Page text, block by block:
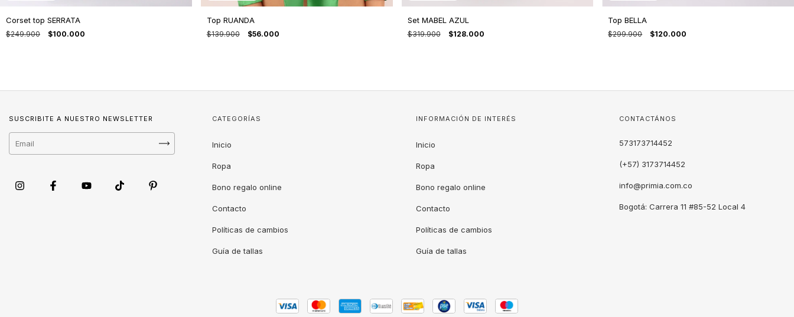
Corset top SERRATA
$249.900 $100.000
Top RUANDA
$139.900 $56.000
Set MABEL AZUL
$319.900 $128.000
Top BELLA
$299.900 $120.000
SUSCRIBITE A NUESTRO NEWSLETTER CATEGORÍAS
Inicio
Ropa
Bono regalo online
Contacto
Políticas de cambios
Guía de tallas
INFORMACIÓN DE INTERÉS
Inicio
Ropa
Bono regalo online
Contacto
Políticas de cambios
Guía de tallas
CONTACTÁNOS
573173714452
(+57) 3173714452
info@primia.com.co
Bogotá: Carrera 11 #85-52 Local 4